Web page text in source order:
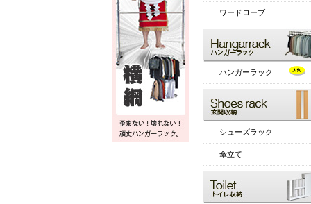
ワードローブ
ハンガーラック
シューズラック
傘立て